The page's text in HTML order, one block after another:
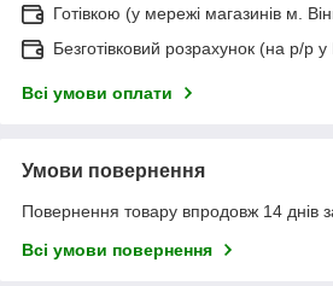
Готівкою (у мережі магазинів м.
Безготівковий розрахунок (на р/р
Всі умови оплати
Умови повернення
Повернення товару впродовж 14 днів
Всі умови повернення